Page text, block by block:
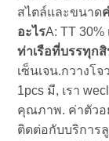
สไตล์และขนาด
อะไรA: TT 30%
ท่าเรือที่บรรทุก
เซ็นเจน.กวางโจว
1pcs มี, เรา
คุณภาพ. ค่าตัวอ
ติดต่อกับบริการ